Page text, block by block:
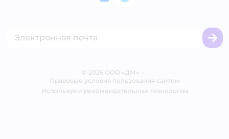
Политика использования файлов cookie
Блог
Корм для собак
© 2026 ООО «ДМ» •
Правовые условия пользования сайтом
Используем рекомендательные технологии